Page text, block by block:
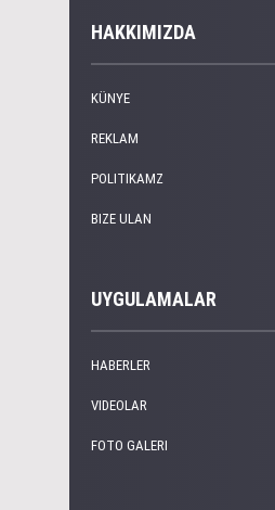
HAKKIMIZDA
KÜNYE
REKLAM
POLITIKAMZ
BIZE ULAN
UYGULAMALAR
HABERLER
VIDEOLAR
FOTO GALERI